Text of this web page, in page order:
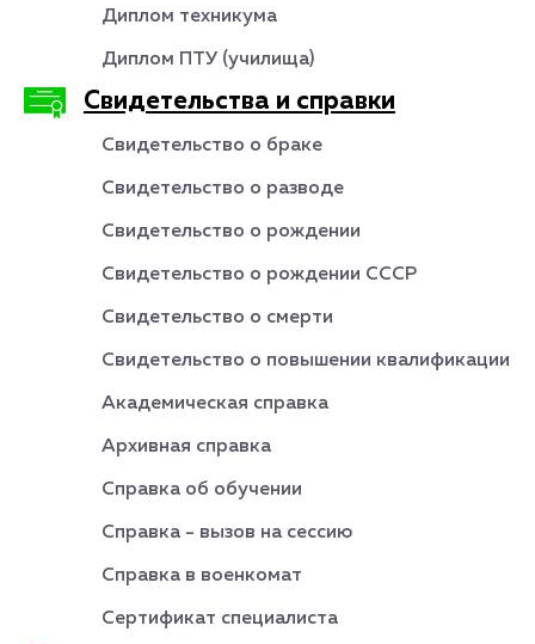
Диплом техникума
Диплом ПТУ (училища)
Свидетельства и справки
Свидетельство о браке
Свидетельство о разводе
Свидетельство о рождении
Свидетельство о рождении СССР
Свидетельство о смерти
Свидетельство о повышении квалификации
Академическая справка
Архивная справка
Справка об обучении
Справка - вызов на сессию
Справка в военкомат
Сертификат специалиста